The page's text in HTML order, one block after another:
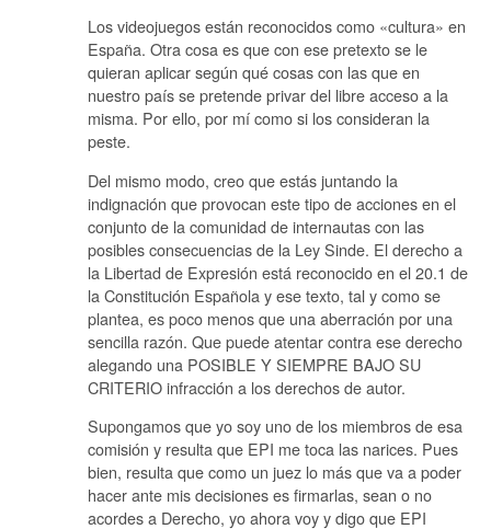
Los videojuegos están reconocidos como «cultura» en
España. Otra cosa es que con ese pretexto se le
quieran aplicar según qué cosas con las que en
nuestro país se pretende privar del libre acceso a la
misma. Por ello, por mí como si los consideran la
peste.
Del mismo modo, creo que estás juntando la
indignación que provocan este tipo de acciones en el
conjunto de la comunidad de internautas con las
posibles consecuencias de la Ley Sinde. El derecho a
la Libertad de Expresión está reconocido en el 20.1 de
la Constitución Española y ese texto, tal y como se
plantea, es poco menos que una aberración por una
sencilla razón. Que puede atentar contra ese derecho
alegando una POSIBLE Y SIEMPRE BAJO SU
CRITERIO infracción a los derechos de autor.
Supongamos que yo soy uno de los miembros de esa
comisión y resulta que EPI me toca las narices. Pues
bien, resulta que como un juez lo más que va a poder
hacer ante mis decisiones es firmarlas, sean o no
acordes a Derecho, yo ahora voy y digo que EPI